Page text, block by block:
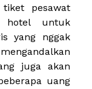
pesawat
hotel untuk
yang nggak
juga akan
uang